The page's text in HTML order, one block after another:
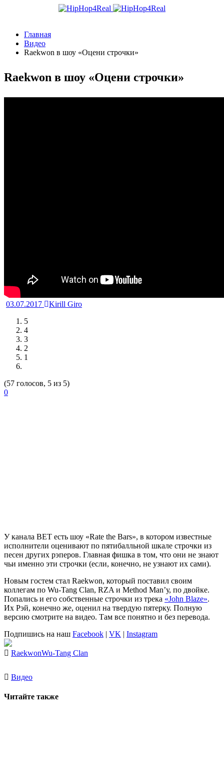
Главная
Видео
Raekwon в шоу «Оцени строчки»
Raekwon в шоу «Оцени строчки»
03.07.2017
Kirill Giro
5
4
3
2
1
(57 голосов, 5 из 5)
0
У канала BET есть шоу «Rate the Bars», в котором известные
исполнители оценивают по пятибалльной шкале строчки из
песен других рэперов. Главная фишка в том, что они не знают
чьи именно эти строчки (если, конечно, не узнают их сами).
Новым гостем стал Raekwon, который поставил своим
коллегам по Wu-Tang Clan, RZA и Method Man’у, по двойке.
Попались и его собственные строчки из трека «John Blaze».
Их Рэй, конечно же, оценил на твердую пятерку. Полную
версию смотрите на видео. Там все понятно и без перевода.
Подпишись на наш Facebook | VK | Instagram
RaekwonWu-Tang Clan
Видео
Читайте также